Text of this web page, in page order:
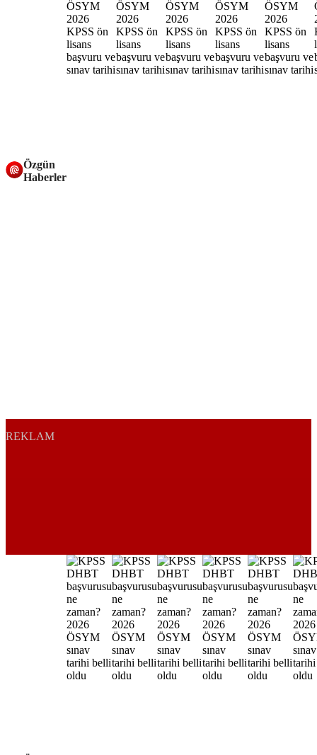
Özgün
Haberler
REKLAM